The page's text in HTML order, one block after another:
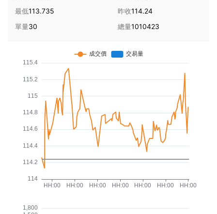
最低113.735 昨收114.24
單量30 總量1010423